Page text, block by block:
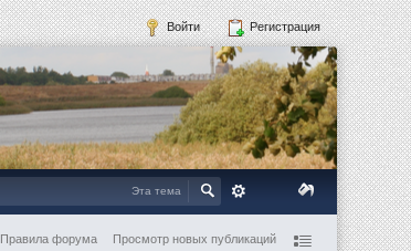
Войти Регистрация
Эта тема
Правила форума Просмотр новых публикаций